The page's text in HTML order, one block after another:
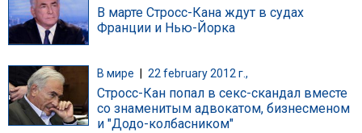
В марте Стросс-Кана ждут в судах
Франции и Нью-Йорка
В мире 22 february 2012 г.,
Стросс-Кан попал в секс-скандал вместе
со знаменитым адвокатом, бизнесменом
и "Додо-колбасником"